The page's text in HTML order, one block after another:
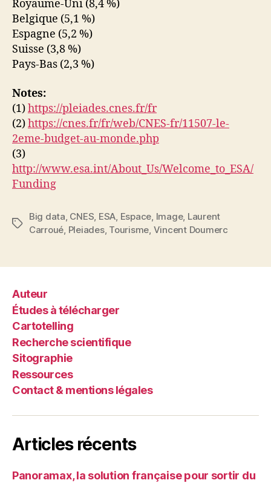
Royaume-Uni (8,4 %)
Belgique (5,1 %)
Espagne (5,2 %)
Suisse (3,8 %)
Pays-Bas (2,3 %)
Notes:
(1)https://pleiades.cnes.fr/fr
(2)https://cnes.fr/fr/web/CNES-fr/11507-le-
2eme-budget-au-monde.php
(3)
http://www.esa.int/About_Us/Welcome_to_ESA/
Funding
Étiquettes
Big data CNES ESA Espace Image, Laurent
Carroué Pleiades, Tourisme Vincent Doumerc
Auteur
Études à télécharger
Cartotelling
Recherche scientifique
Sitographie
Ressources
Contact & mentions légales
Articles récents
Panoramax, la solution française pour sortir du